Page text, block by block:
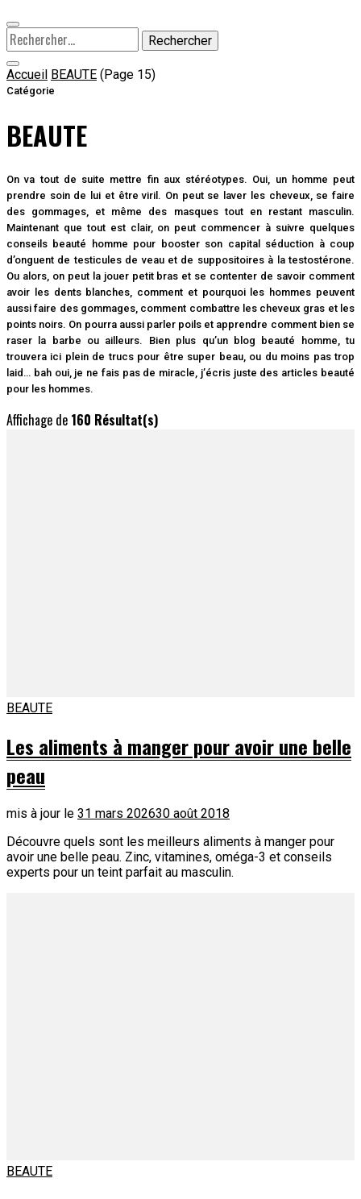
Rechercher :
Accueil BEAUTE (Page 15)
Catégorie
BEAUTE
On va tout de suite mettre fin aux stéréotypes. Oui, un homme peut
prendre soin de lui et être viril. On peut se laver les cheveux, se faire
des gommages, et même des masques tout en restant masculin.
Maintenant que tout est clair, on peut commencer à suivre quelques
conseils beauté homme pour booster son capital séduction à coup
d’onguent de testicules de veau et de suppositoires à la testostérone.
Ou alors, on peut la jouer petit bras et se contenter de savoir comment
avoir les dents blanches, comment et pourquoi les hommes peuvent
aussi faire des gommages, comment combattre les cheveux gras et les
points noirs. On pourra aussi parler poils et apprendre comment bien se
raser la barbe ou ailleurs. Bien plus qu’un blog beauté homme, tu
trouvera ici plein de trucs pour être super beau, ou du moins pas trop
laid… bah oui, je ne fais pas de miracle, j’écris juste des articles beauté
pour les hommes.
Affichage de 160 Résultat(s)
BEAUTE
Les aliments à manger pour avoir une belle
peau
mis à jour le 31 mars 202630 août 2018
Découvre quels sont les meilleurs aliments à manger pour
avoir une belle peau. Zinc, vitamines, oméga-3 et conseils
experts pour un teint parfait au masculin.
BEAUTE